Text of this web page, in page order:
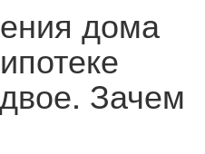
дома
Зачем